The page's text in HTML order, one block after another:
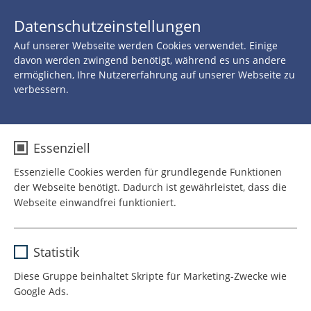
Zurück zu allen Neuigkeiten
10.OKTOBER 2022
Leiter für "Kunst und
Gesundheit" der WHO
Christopher Bailey im
Interview
Zum Welttag für psychische
Datenschutzeinstellungen
Auf unserer Webseite werden Cookies verwendet. Einige
davon werden zwingend benötigt, während es uns andere
ermöglichen, Ihre Nutzererfahrung auf unserer Webseite zu
verbessern.
Essenziell
Essenzielle Cookies werden für grundlegende Funktionen
der Webseite benötigt. Dadurch ist gewährleistet, dass die
Webseite einwandfrei funktioniert.
Laufzeit
Statistik
Diese Gruppe beinhaltet Skripte für Marketing-Zwecke wie
Google Ads.